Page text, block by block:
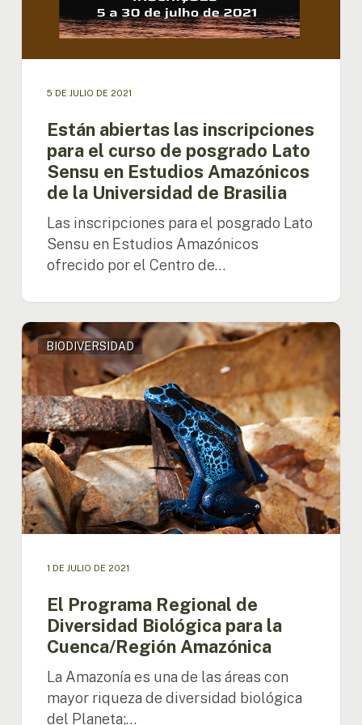
posgrado
Lato
Amazónicos
Universidad
Brasilia
5 DE JULIO DE 2021
Están abiertas las inscripciones
para el curso de posgrado Lato
Sensu en Estudios Amazónicos
de la Universidad de Brasilia
Las inscripciones para el posgrado Lato
Sensu en Estudios Amazónicos
ofrecido por el Centro de…
El
Programa
Regional
de
Diversidad
Biológica
para
la
Cuenca/Región
Amazónica
BIODIVERSIDAD
1 DE JULIO DE 2021
El Programa Regional de
Diversidad Biológica para la
Cuenca/Región Amazónica
La Amazonía es una de las áreas con
mayor riqueza de diversidad biológica
del Planeta;…